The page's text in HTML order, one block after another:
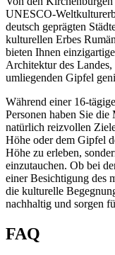
UNESCO-
deutsch geprägten
kulturellen Erbes
bieten Ihnen
Architektur des
umliegenden Gipfel
Während einer 16-
Personen haben Sie
natürlich reizvollen
Höhe oder dem Gipfel
Höhe zu erleben,
einzutauchen. Ob bei
einer Besichtigung des
die kulturelle
nachhaltig und sorgen
FAQ